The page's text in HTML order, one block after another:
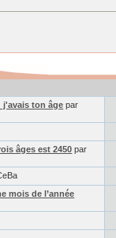
j'avais ton âge par
âges est 2450 par
mois de l’année